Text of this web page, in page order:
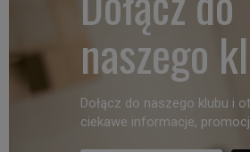
naszego
Dołącz do naszego klubu i
ciekawe informacje,